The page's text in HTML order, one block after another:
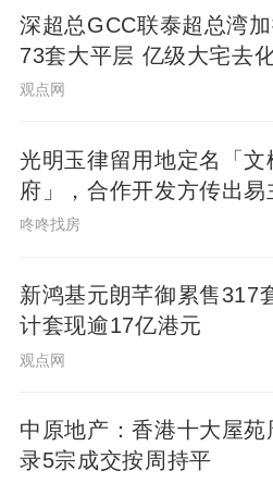
地，拟建1幢150米超高
层、4幢三层风貌别墅，
设施。
高层+风貌别墅的组合，
也兼顾了老城厢历史风
于今年第三季度入市，
395㎡大平层，市场预期
按此估算，仅约15.6万
深超总GCC联泰超总湾
73套大平层 亿级大宅去化
成
观点网
光明玉律留用地定名「文
府」，合作开发方传出易
咚咚找房
新鸿基元朗芊御累售317
计套现逾17亿港元
观点网
中原地产：香港十大屋苑
录5宗成交按周持平